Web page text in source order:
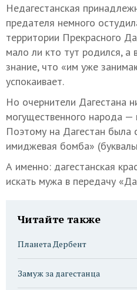
Недагестанская
предателя немного
территории Прекрасного
мало ли кто тут родился, а
знание, что «им уже
успокаивает.
Но очернители Дагестана
могущественного народа —
Поэтому на Дагестан была
имиджевая бомба»
А именно: дагестанская
искать мужа в передачу
Читайте также
Планета Дербент
Замуж за дагестанца